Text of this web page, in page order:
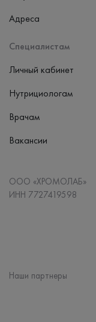
Адреса
Специалистам
Личный кабинет
Нутрициологам
Врачам
Вакансии
ООО «ХРОМОЛАБ»
ИНН 7727419598
Наши партнеры